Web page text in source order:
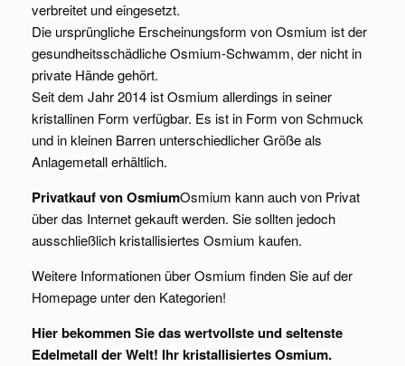
verbreitet und eingesetzt.
Die ursprüngliche Erscheinungsform von Osmium ist der
gesundheitsschädliche Osmium-Schwamm, der nicht in
private Hände gehört.
Seit dem Jahr 2014 ist Osmium allerdings in seiner
kristallinen Form verfügbar. Es ist in Form von Schmuck
und in kleinen Barren unterschiedlicher Größe als
Anlagemetall erhältlich.
Privatkauf von OsmiumOsmium kann auch von Privat
über das Internet gekauft werden. Sie sollten jedoch
ausschließlich kristallisiertes Osmium kaufen.
Weitere Informationen über Osmium finden Sie auf der
Homepage unter den Kategorien!
Hier bekommen Sie das wertvollste und seltenste
Edelmetall der Welt! Ihr kristallisiertes Osmium.